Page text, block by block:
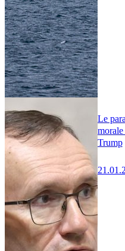
Le
Trump